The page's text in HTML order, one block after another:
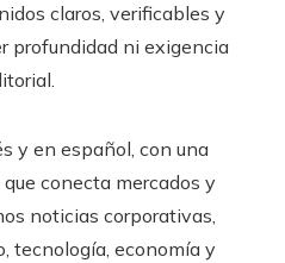
claros, verificables y
profundidad ni exigencia
y en español, con una
conecta mercados y
noticias corporativas,
tecnología, economía y